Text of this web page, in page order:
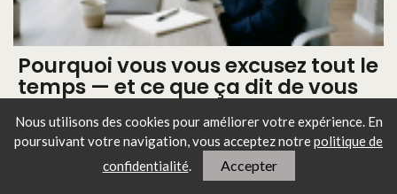
Nous utilisons des cookies pour améliorer votre expérience. En
poursuivant votre navigation, vous acceptez notrepolitique de
confidentialité. Accepter
Pourquoi vous vous excusez tout le
temps — et ce que ça dit de vous